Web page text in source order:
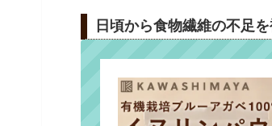
日頃から食物繊維の不足